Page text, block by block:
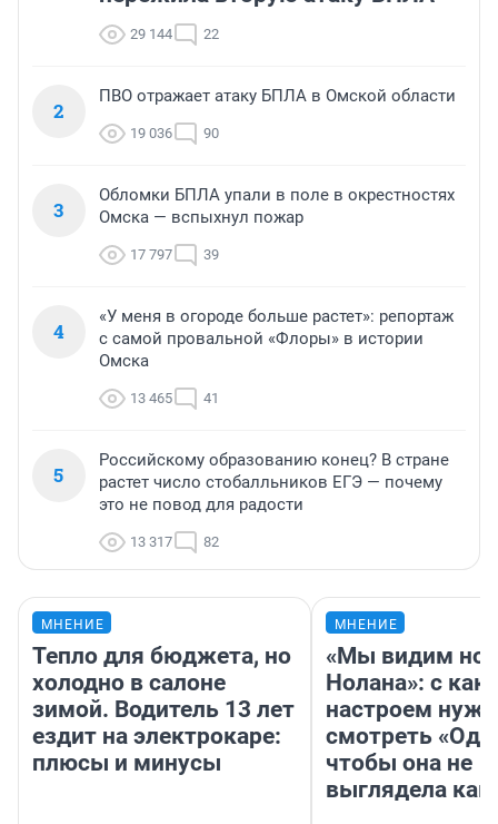
29 144 22
2
ПВО отражает атаку БПЛА в Омской области
19 036 90
3
Обломки БПЛА упали в поле в окрестностях
Омска — вспыхнул пожар
17 797 39
4
«У меня в огороде больше растет»: репортаж
с самой провальной «Флоры» в истории
Омска
13 465 41
5
Российскому образованию конец? В стране
растет число стобалльников ЕГЭ — почему
это не повод для радости
13 317 82
МНЕНИЕ
Тепло для бюджета, но
холодно в салоне
зимой. Водитель 13 лет
ездит на электрокаре:
плюсы и минусы
МНЕНИЕ
«Мы видим
Нолана»: с
настроем
смотреть
чтобы она не
выглядела как